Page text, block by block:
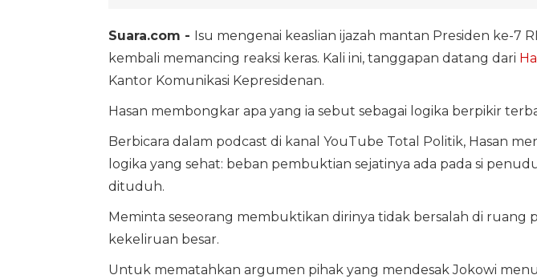
Suara.com - Isu mengenai keaslian ijazah mantan Presiden ke-7
kembali memancing reaksi keras. Kali ini, tanggapan datang dari
Kantor Komunikasi Kepresidenan.
Hasan membongkar apa yang ia sebut sebagai logika berpikir
Berbicara dalam podcast di kanal YouTube Total Politik, Hasan
logika yang sehat: beban pembuktian sejatinya ada pada si
dituduh.
Meminta seseorang membuktikan dirinya tidak bersalah di ruang
kekeliruan besar.
Untuk mematahkan argumen pihak yang mendesak Jokowi